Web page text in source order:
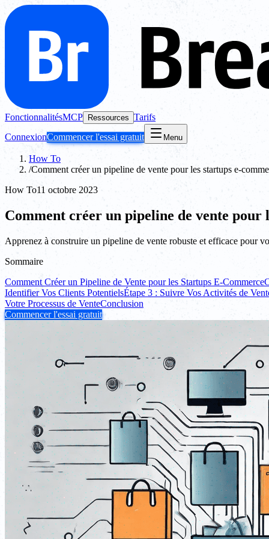
FonctionnalitésMCP Ressources Tarifs
ConnexionCommencer l'essai gratuit Menu
How To
/Comment créer un pipeline de vente pour les startups e-
How To11 octobre 2023
Comment créer un pipeline de vente pour
Apprenez à construire un pipeline de vente robuste et efficace pour
Sommaire
Comment Créer un Pipeline de Vente pour les Startups E-Commerce
Identifier Vos Clients PotentielsÉtape 3 : Suivre Vos Activités de
Votre Processus de VenteConclusion
Commencer l'essai gratuit